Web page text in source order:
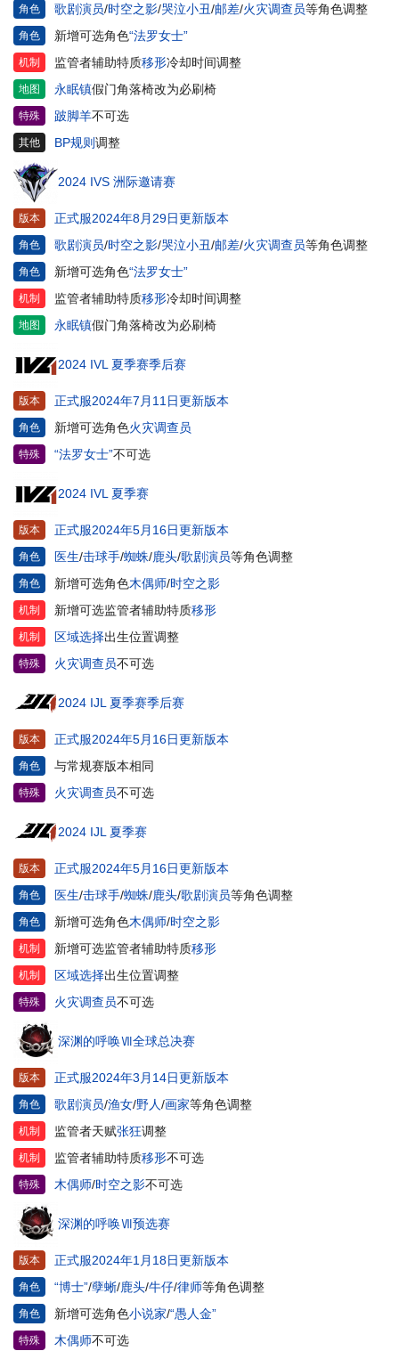
角色 歌剧演员/时空之影/哭泣小丑/邮差/火灾调查员等角色调整
角色 新增可选角色“法罗女士”
机制 监管者辅助特质移形冷却时间调整
地图 永眠镇假门角落椅改为必刷椅
特殊 跛脚羊不可选
其他 BP规则调整
2024 IVS 洲际邀请赛
版本 正式服2024年8月29日更新版本
角色 歌剧演员/时空之影/哭泣小丑/邮差/火灾调查员等角色调整
角色 新增可选角色“法罗女士”
机制 监管者辅助特质移形冷却时间调整
地图 永眠镇假门角落椅改为必刷椅
2024 IVL 夏季赛季后赛
版本 正式服2024年7月11日更新版本
角色 新增可选角色火灾调查员
特殊 “法罗女士”不可选
2024 IVL 夏季赛
版本 正式服2024年5月16日更新版本
角色 医生/击球手/蜘蛛/鹿头/歌剧演员等角色调整
角色 新增可选角色木偶师/时空之影
机制 新增可选监管者辅助特质移形
机制 区域选择出生位置调整
特殊 火灾调查员不可选
2024 IJL 夏季赛季后赛
版本 正式服2024年5月16日更新版本
角色 与常规赛版本相同
特殊 火灾调查员不可选
2024 IJL 夏季赛
版本 正式服2024年5月16日更新版本
角色 医生/击球手/蜘蛛/鹿头/歌剧演员等角色调整
角色 新增可选角色木偶师/时空之影
机制 新增可选监管者辅助特质移形
机制 区域选择出生位置调整
特殊 火灾调查员不可选
深渊的呼唤Ⅶ全球总决赛
版本 正式服2024年3月14日更新版本
角色 歌剧演员/渔女/野人/画家等角色调整
机制 监管者天赋张狂调整
机制 监管者辅助特质移形不可选
特殊 木偶师/时空之影不可选
深渊的呼唤Ⅶ预选赛
版本 正式服2024年1月18日更新版本
角色 “博士”/孽蜥/鹿头/牛仔/律师等角色调整
角色 新增可选角色小说家/“愚人金”
特殊 木偶师不可选